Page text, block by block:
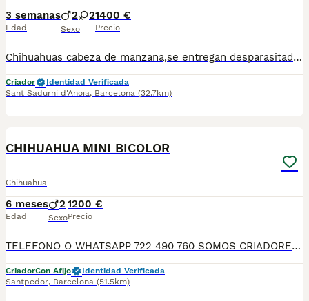
3 semanas
Edad
2 2
Sexo
1400 €
Precio
Chihuahuas cabeza de manzana,se entregan desparasitados y vacunados para más información llamar o escribir al 682908382
Criador
Identidad Verificada
Sant Sadurní d'Anoia, Barcelona (32.7km)
CHIHUAHUA MINI BICOLOR
Chihuahua
6 meses
Edad
2
Sexo
1200 €
Precio
TELEFONO O WHATSAPP 722 490 760 SOMOS CRIADORES DIRECTOS SIN INTERMEDIARIOS! MAS DE 20 AÑOS EN EL SECTOR NOS AVALAN, VALORANDO NO SOLO LA CRIA RESPONSABLE SI NO TAMBIEN LA SELECCIÓN PARA MEJORAR LA RAZA DURANTE TODOS ESTOS AÑOS. NUESTROS CACHORROS SE ENTREGAN PREVIAMENTE REVISADOS POR UN VETERINARIO PROFESIONAL Y BAJO LOS MAS ESTRICTOS CONTROLES DE SALUD, HACEMOS HINCAPIÉ EN SU SOCIABILIZACIÓN PARA SU CORRECTO DESARROLLO NEUROLOGICO! Y OS ASESORAMOS ANTES DURANTE Y DESPUES DE LA ENTREGA PARA QUE TODO SEA LO MAS AFABLE Y FACIL POSIBLE DURANTE LA ADAPTACION! NUESTROS BEBE SE ENTREGAN A PARTIR DE LOS DOS MESES CON SUS VACUNAS AL DIA, DESPARASITADOS Y CON GARANTIAS DE SALUD, MICROCHIP Y CARTILLA DE VACUNACION! SI BUSCAS UN COMPAÑERO SANO Y EQUILIBRADO ESTE ES EL LUGAR, TE ASESORAREMOS DURANTE TODO EL PROCESO NO DUDES EN CONSULTAR POR NUESTROS PEQUES AL 722 490 760
CriadorCon Afijo
Identidad Verificada
Santpedor, Barcelona (51.5km)